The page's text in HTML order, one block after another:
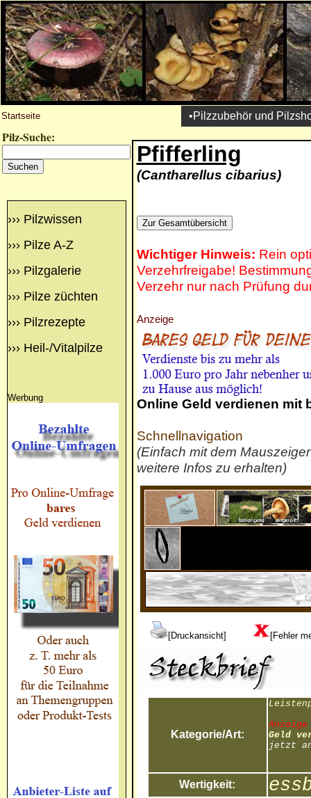
Startseite •Pilzzubehör und
Pilz-Suche:
››› Pilzwissen
››› Pilze A-Z
››› Pilzgalerie
››› Pilze züchten
››› Pilzrezepte
››› Heil-/Vitalpilze
Werbung
Pfifferling
(Cantharellus cibarius)
Wichtiger Hinweis: Rein
Verzehrfreigabe!
Verzehr nur nach Prüfung
Anzeige
Online Geld verdienen mit
Schnellnavigation
(Einfach mit dem
weitere Infos zu erhalten)
[Druckansicht] [Fehler
Kategorie/Art:
Anzeige
Geld
jetzt
Wertigkeit: